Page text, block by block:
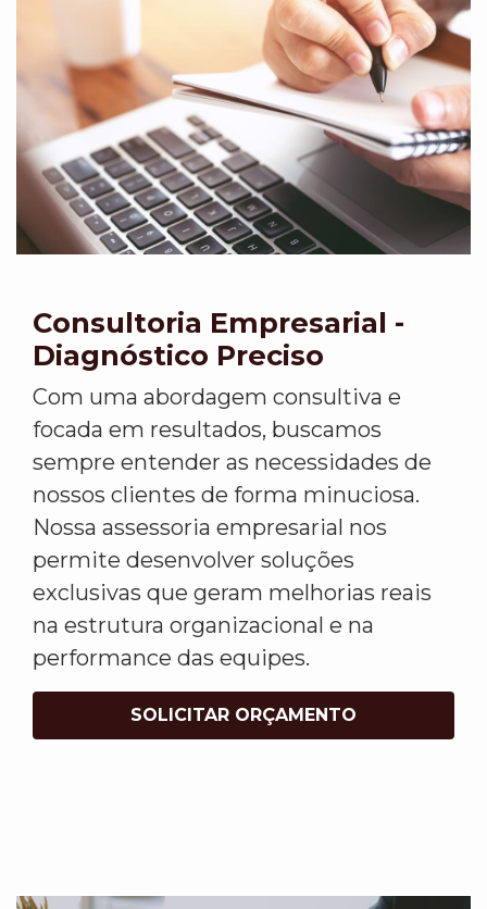
Consultoria Empresarial -
Diagnóstico Preciso
Com uma abordagem consultiva e
focada em resultados, buscamos
sempre entender as necessidades de
nossos clientes de forma minuciosa.
Nossa assessoria empresarial nos
permite desenvolver soluções
exclusivas que geram melhorias reais
na estrutura organizacional e na
performance das equipes.
SOLICITAR ORÇAMENTO